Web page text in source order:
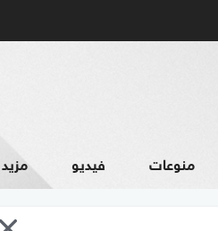
منوعات فيديو مزيد